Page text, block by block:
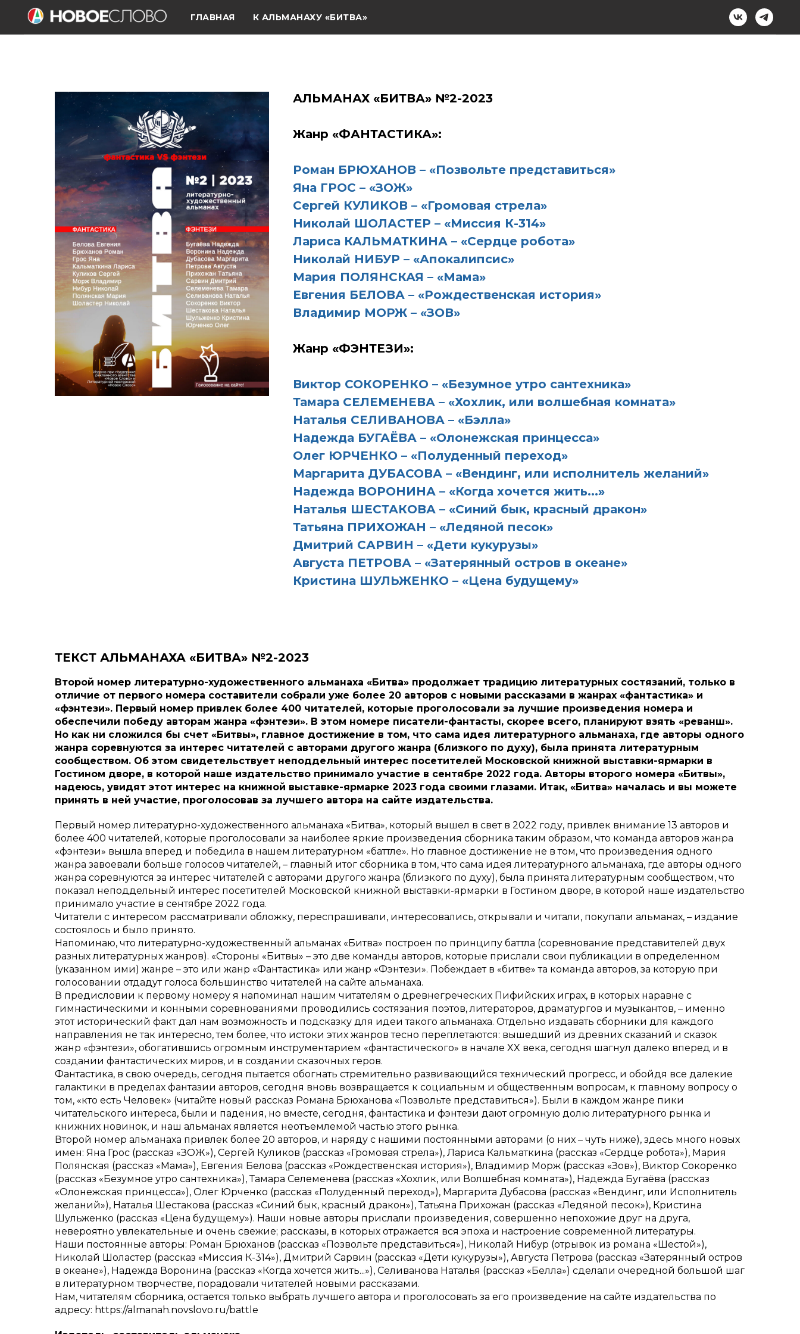
ГЛАВНАЯ К АЛЬМАНАХУ «БИТВА»
АЛЬМАНАХ «БИТВА» №2-2023
Жанр «ФАНТАСТИКА»:
Роман БРЮХАНОВ – «Позвольте представиться»
Яна ГРОС – «ЗОЖ»
Сергей КУЛИКОВ – «Громовая стрела»
Николай ШОЛАСТЕР – «Миссия К-314»
Лариса КАЛЬМАТКИНА – «Сердце робота»
Николай НИБУР – «Апокалипсис»
Мария ПОЛЯНСКАЯ – «Мама»
Евгения БЕЛОВА – «Рождественская история»
Владимир МОРЖ – «ЗОВ»
Жанр «ФЭНТЕЗИ»:
Виктор СОКОРЕНКО – «Безумное утро сантехника»
Тамара СЕЛЕМЕНЕВА – «Хохлик, или волшебная комната»
Наталья СЕЛИВАНОВА – «Бэлла»
Надежда БУГАЁВА – «Олонежская принцесса»
Олег ЮРЧЕНКО – «Полуденный переход»
Маргарита ДУБАСОВА – «Вендинг, или исполнитель желаний»
Надежда ВОРОНИНА – «Когда хочется жить...»
Наталья ШЕСТАКОВА – «Синий бык, красный дракон»
Татьяна ПРИХОЖАН – «Ледяной песок»
Дмитрий САРВИН – «Дети кукурузы»
Августа ПЕТРОВА – «Затерянный остров в океане»
Кристина ШУЛЬЖЕНКО – «Цена будущему»
ТЕКСТ АЛЬМАНАХА «БИТВА» №2-2023
Второй номер литературно-художественного альманаха «Битва» продолжает традицию литературных состязаний, только в
отличие от первого номера составители собрали уже более 20 авторов с новыми рассказами в жанрах «фантастика» и
«фэнтези». Первый номер привлек более 400 читателей, которые проголосовали за лучшие произведения номера и
обеспечили победу авторам жанра «фэнтези». В этом номере писатели-фантасты, скорее всего, планируют взять «реванш».
Но как ни сложился бы счет «Битвы», главное достижение в том, что сама идея литературного альманаха, где авторы одного
жанра соревнуются за интерес читателей с авторами другого жанра (близкого по духу), была принята литературным
сообществом. Об этом свидетельствует неподдельный интерес посетителей Московской книжной выставки-ярмарки в
Гостином дворе, в которой наше издательство принимало участие в сентябре 2022 года. Авторы второго номера «Битвы»,
надеюсь, увидят этот интерес на книжной выставке-ярмарке 2023 года своими глазами. Итак, «Битва» началась и вы можете
принять в ней участие, проголосовав за лучшего автора на сайте издательства.
Первый номер литературно-художественного альманаха «Битва», который вышел в свет в 2022 году, привлек внимание 13 авторов и
более 400 читателей, которые проголосовали за наиболее яркие произведения сборника таким образом, что команда авторов жанра
«фэнтези» вышла вперед и победила в нашем литературном «баттле». Но главное достижение не в том, что произведения одного
жанра завоевали больше голосов читателей, – главный итог сборника в том, что сама идея литературного альманаха, где авторы одного
жанра соревнуются за интерес читателей с авторами другого жанра (близкого по духу), была принята литературным сообществом, что
показал неподдельный интерес посетителей Московской книжной выставки-ярмарки в Гостином дворе, в которой наше издательство
принимало участие в сентябре 2022 года.
Читатели с интересом рассматривали обложку, переспрашивали, интересовались, открывали и читали, покупали альманах, – издание
состоялось и было принято.
Напоминаю, что литературно-художественный альманах «Битва» построен по принципу баттла (соревнование представителей двух
разных литературных жанров). «Стороны «Битвы» – это две команды авторов, которые прислали свои публикации в определенном
(указанном ими) жанре – это или жанр «Фантастика» или жанр «Фэнтези». Побеждает в «битве» та команда авторов, за которую при
голосовании отдадут голоса большинство читателей на сайте альманаха.
В предисловии к первому номеру я напоминал нашим читателям о древнегреческих Пифийских играх, в которых наравне с
гимнастическими и конными соревнованиями проводились состязания поэтов, литераторов, драматургов и музыкантов, – именно
этот исторический факт дал нам возможность и подсказку для идеи такого альманаха. Отдельно издавать сборники для каждого
направления не так интересно, тем более, что истоки этих жанров тесно переплетаются: вышедший из древних сказаний и сказок
жанр «фэнтези», обогатившись огромным инструментарием «фантастического» в начале XX века, сегодня шагнул далеко вперед и в
создании фантастических миров, и в создании сказочных геров.
Фантастика, в свою очередь, сегодня пытается обогнать стремительно развивающийся технический прогресс, и обойдя все далекие
галактики в пределах фантазии авторов, сегодня вновь возвращается к социальным и общественным вопросам, к главному вопросу о
том, «кто есть Человек» (читайте новый рассказ Романа Брюханова «Позвольте представиться»). Были в каждом жанре пики
читательского интереса, были и падения, но вместе, сегодня, фантастика и фэнтези дают огромную долю литературного рынка и
книжних новинок, и наш альманах является неотъемлемой частью этого рынка.
Второй номер альманаха привлек более 20 авторов, и наряду с нашими постоянными авторами (о них – чуть ниже), здесь много новых
имен: Яна Грос (рассказ «ЗОЖ»), Сергей Куликов (рассказ «Громовая стрела»), Лариса Кальматкина (рассказ «Сердце робота»), Мария
Полянская (рассказ «Мама»), Евгения Белова (рассказ «Рождественская история»), Владимир Морж (рассказ «Зов»), Виктор Сокоренко
(рассказ «Безумное утро сантехника»), Тамара Селеменева (рассказ «Хохлик, или Волшебная комната»), Надежда Бугаёва (рассказ
«Олонежская принцесса»), Олег Юрченко (рассказ «Полуденный переход»), Маргарита Дубасова (рассказ «Вендинг, или Исполнитель
желаний»), Наталья Шестакова (рассказ «Синий бык, красный дракон»), Татьяна Прихожан (рассказ «Ледяной песок»), Кристина
Шульженко (рассказ «Цена будущему»). Наши новые авторы прислали произведения, совершенно непохожие друг на друга,
невероятно увлекательные и очень свежие; рассказы, в которых отражается вся эпоха и настроение современной литературы.
Наши постоянные авторы: Роман Брюханов (рассказ «Позвольте представиться»), Николай Нибур (отрывок из романа «Шестой»),
Николай Шоластер (рассказ «Миссия К-314»), Дмитрий Сарвин (рассказ «Дети кукурузы»), Августа Петрова (рассказ «Затерянный остров
в океане»), Надежда Воронина (рассказ «Когда хочется жить...»), Селиванова Наталья (рассказ «Белла») сделали очередной большой шаг
в литературном творчестве, порадовали читателей новыми рассказами.
Нам, читателям сборника, остается только выбрать лучшего автора и проголосовать за его произведение на сайте издательства по
адресу: https://almanah.novslovo.ru/battle